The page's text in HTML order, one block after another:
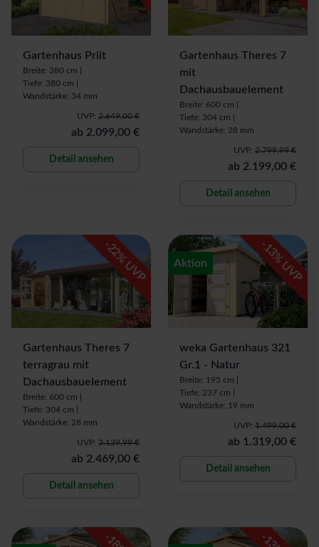
Gartenhaus Priit
Breite: 380 cm |
Tiefe: 380 cm |
Wandstärke: 34 mm
UVP: 2.649,00 €
ab 2.099,00 €
Detail ansehen
Gartenhaus Theres 7
mit
Dachausbauelement
Breite: 600 cm |
Tiefe: 304 cm |
Wandstärke: 28 mm
UVP: 2.799,99 €
ab 2.199,00 €
Detail ansehen
-
22
% UVP
Gartenhaus Theres 7
terragrau mit
Dachausbauelement
Breite: 600 cm |
Tiefe: 304 cm |
Wandstärke: 28 mm
UVP: 3.129,99 €
ab 2.469,00 €
Detail ansehen
Aktion
-
13
% UVP
weka Gartenhaus 321
Gr.1 - Natur
Breite: 195 cm |
Tiefe: 237 cm |
Wandstärke: 19 mm
UVP: 1.499,00 €
ab 1.319,00 €
Detail ansehen
-
18 -
13